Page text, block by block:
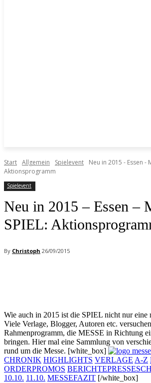
Start Allgemein Spielevent
Neu in 2015 - Essen -
Aktionsprogramm
Spielevent
Neu in 2015 – Essen –
SPIEL:
By Christoph 26/09/2015
Wie auch in 2015 ist die SPIEL nicht nur eine
Viele Verlage, Blogger, Autoren etc.
Rahmenprogramm, die MESSE in Richtung
bringen. Hier mal eine Sammlung von
rund um die Messe. [white_box]
CHRONIK HIGHLIGHTS VERLAGE A-Z
ORDERPROMOS BERICHTE
10.10. 11.10. MESSEFAZIT [/white_box]